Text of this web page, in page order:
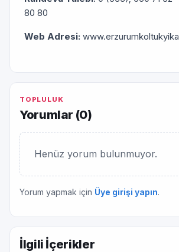
80 80
Web Adresi:
TOPLULUK
Yorumlar (0)
Henüz yorum bulunmuyor.
Yorum yapmak için Üye girişi yapın.
İlgili İçerikler